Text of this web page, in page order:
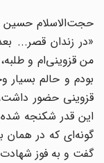
حجت‌الاسلام حسین
«در زندان قصر...
من قزوینی‌ام و
بودم و حالم بسیار
قزوینی حضور داشت،
این قدر شکنجه شده
گونه‌ای که در همان
گفت و به فوز شهادت